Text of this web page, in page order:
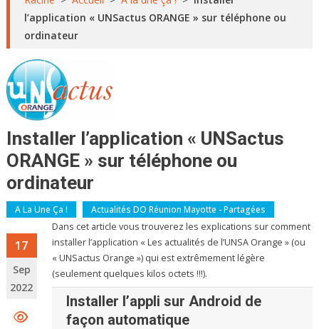
l’application « UNSactus ORANGE » sur téléphone ou
ordinateur
Installer l’application « UNSactus
ORANGE » sur téléphone ou
ordinateur
A La Une Ça ! Actualités DO Réunion Mayotte - Partagées
17
Sep
2022
Dans cet article vous trouverez les explications sur comment
installer l’application « Les actualités de l’UNSA Orange » (ou
« UNSactus Orange ») qui est extrêmement légère
(seulement quelques kilos octets !!!).
Installer l’applisur Android de
façon automatique